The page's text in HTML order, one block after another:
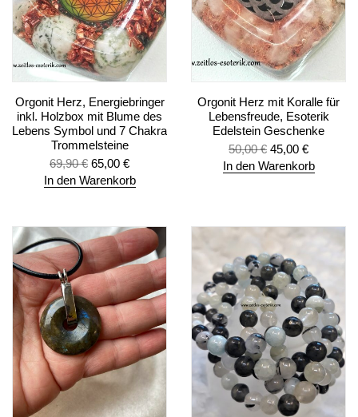
Orgonit Herz, Energiebringer
inkl. Holzbox mit Blume des
Lebens Symbol und 7 Chakra
Trommelsteine
69,90€ 65,00 €
In den Warenkorb
Orgonit Herz mit Koralle für
Lebensfreude, Esoterik
Edelstein Geschenke
50,00€ 45,00 €
In den Warenkorb